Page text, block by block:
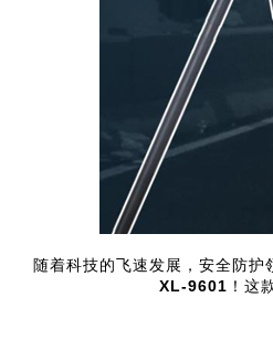
随着科技的飞速发展，安全防
XL-9601 ！这